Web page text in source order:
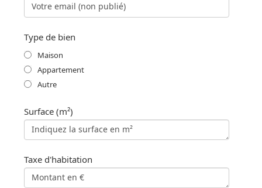
Type de bien
Maison
Appartement
Autre
Surface (m²)
Taxe d'habitation